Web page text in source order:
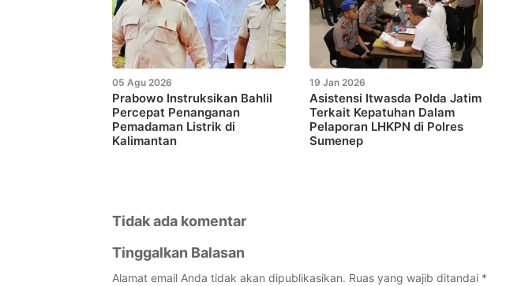
05 Agu 2026
Prabowo Instruksikan Bahlil
Percepat Penanganan
Pemadaman Listrik di
Kalimantan
19 Jan 2026
Asistensi Itwasda Polda Jatim
Terkait Kepatuhan Dalam
Pelaporan LHKPN di Polres
Sumenep
Tidak ada komentar
Tinggalkan Balasan
Alamat email Anda tidak akan dipublikasikan. Ruas yang wajib ditandai *